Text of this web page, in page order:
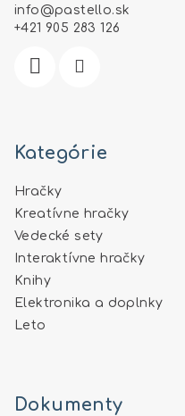
info @pastello.sk
+421 905 283 126
Kategórie
Hračky
Kreatívne hračky
Vedecké sety
Interaktívne hračky
Knihy
Elektronika a doplnky
Leto
Dokumenty